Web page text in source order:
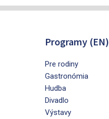
Programy (EN)
Pre rodiny
Gastronómia
Hudba
Divadlo
Výstavy